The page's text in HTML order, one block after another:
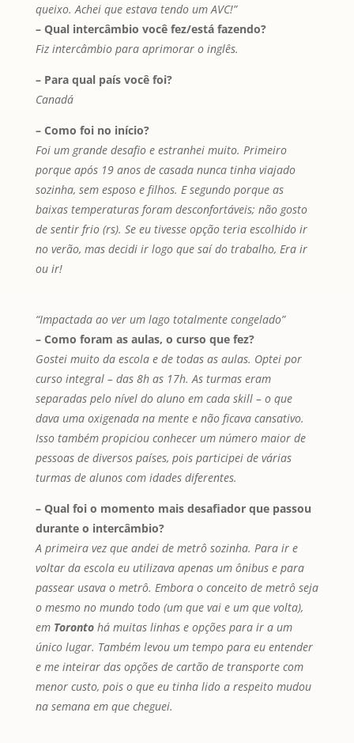
queixo. Achei que estava tendo um AVC!”
– Qual intercâmbio você fez/está fazendo?
Fiz intercâmbio para aprimorar o inglês.
– Para qual país você foi?
Canadá
– Como foi no início?
Foi um grande desafio e estranhei muito. Primeiro
porque após 19 anos de casada nunca tinha viajado
sozinha, sem esposo e filhos. E segundo porque as
baixas temperaturas foram desconfortáveis; não gosto
de sentir frio (rs). Se eu tivesse opção teria escolhido ir
no verão, mas decidi ir logo que saí do trabalho, Era ir
ou ir!
“Impactada ao ver um lago totalmente congelado”
– Como foram as aulas, o curso que fez?
Gostei muito da escola e de todas as aulas. Optei por
curso integral – das 8h as 17h. As turmas eram
separadas pelo nível do aluno em cada skill – o que
dava uma oxigenada na mente e não ficava cansativo.
Isso também propiciou conhecer um número maior de
pessoas de diversos países, pois participei de várias
turmas de alunos com idades diferentes.
– Qual foi o momento mais desafiador que passou
durante o intercâmbio?
A primeira vez que andei de metrô sozinha. Para ir e
voltar da escola eu utilizava apenas um ônibus e para
passear usava o metrô. Embora o conceito de metrô seja
o mesmo no mundo todo (um que vai e um que volta),
em Toronto há muitas linhas e opções para ir a um
único lugar. Também levou um tempo para eu entender
e me inteirar das opções de cartão de transporte com
menor custo, pois o que eu tinha lido a respeito mudou
na semana em que cheguei.